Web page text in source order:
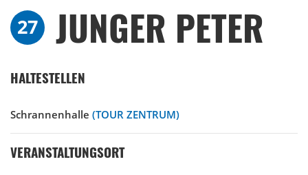
27 JUNGER PETER
HALTESTELLEN
Schrannenhalle (TOUR ZENTRUM)
VERANSTALTUNGSORT